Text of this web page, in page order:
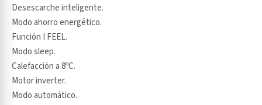
Desescarche inteligente.
Modo ahorro energético.
Función I FEEL.
Modo sleep.
Calefacción a 8ºC.
Motor inverter.
Modo automático.